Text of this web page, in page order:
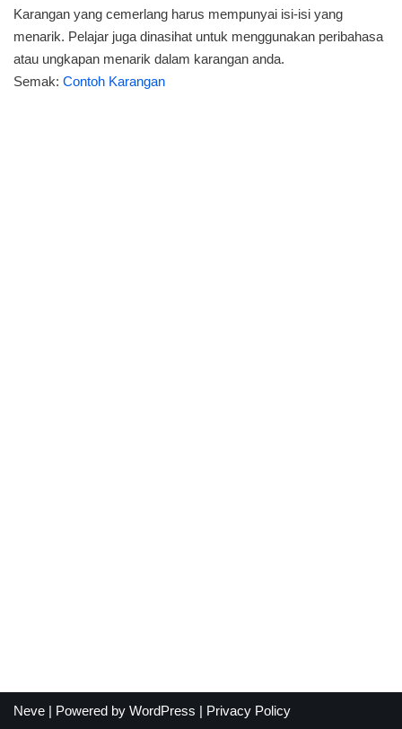
Karangan yang cemerlang harus mempunyai isi-isi yang
menarik. Pelajar juga dinasihat untuk menggunakan peribahasa
atau ungkapan menarik dalam karangan anda.
Semak: Contoh Karangan
Neve | Powered by WordPress | Privacy Policy